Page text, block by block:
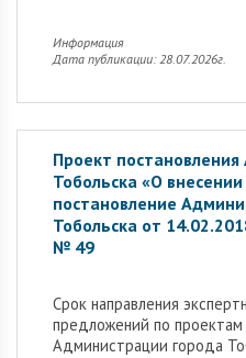
Информация
Дата публикации: 28.07.2026г.
Проект
Тобольска «О
постановление
Тобольска от
№ 49
Cрок направления
предложений по
Администрации города